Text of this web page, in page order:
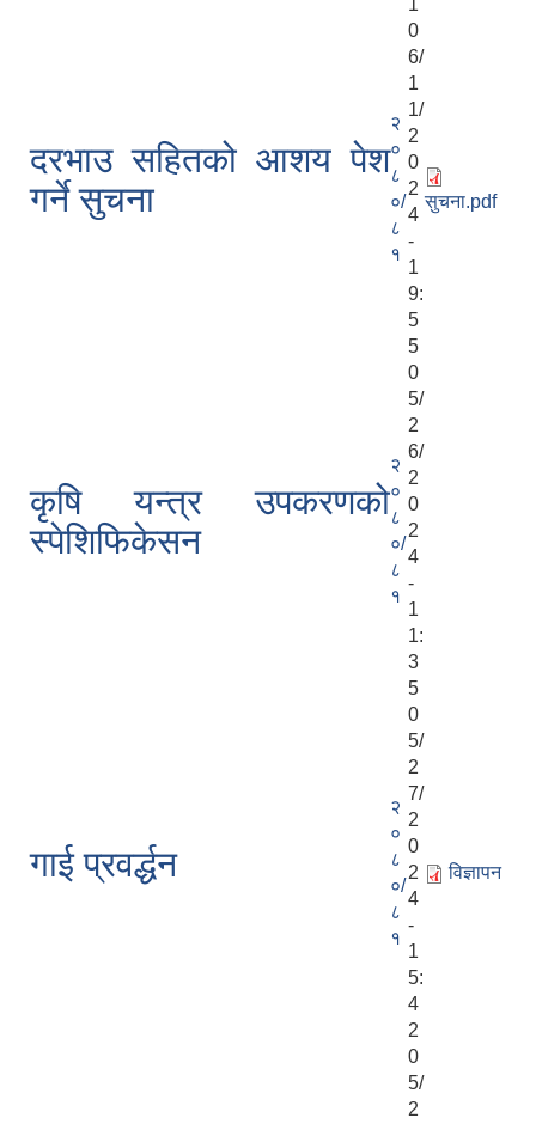
1
दरभाउ सहितको आशय पेश
गर्ने सुचना
२
०
८
०/
८
१
0
6/
1
1/
2
0
2
4
-
1
9:
5
5
सुचना.pdf
कृषि यन्त्र उपकरणको
स्पेशिफिकेसन
२
०
८
०/
८
१
0
5/
2
6/
2
0
2
4
-
1
1:
3
5
गाई प्रवर्द्धन
२
०
८
०/
८
१
0
5/
2
7/
2
0
2
4
-
1
5:
4
2
विज्ञापन
0
5/
2